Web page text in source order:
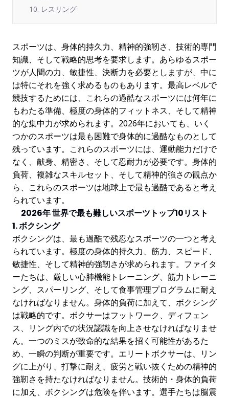
10. レスリング
スポーツは、身体的持久力、精神的強靭さ、技術的専門
知識、そして戦略的思考を要求します。あらゆるスポー
ツが人間の力、敏捷性、決断力を必要としますが、中に
は特にそれを強く求めるものもあります。最高レベルで
競技するためには、これらの過酷なスポーツには何年に
もわたる準備、極度の身体的フィットネス、そして精神
的な集中力が求められます。2026年においても、いく
つかのスポーツは最も困難で身体的に過酷なものとして
残っています。これらのスポーツには、運動能力だけで
なく、献身、精密さ、そして忍耐力が必要です。身体的
負荷、複雑なスキルセット、そして精神的強さの観点か
ら、これらのスポーツは地球上で最も過酷であると考え
られています。
2026年 世界で最も難しいスポーツトップ10リスト
1. ボクシング
ボクシングは、最も過酷で残忍なスポーツの一つと考え
られています。極度の身体的持久力、筋力、スピード、
敏捷性、そして精神的強靭さが求められます。ファイタ
ーたちは、厳しい心肺機能トレーニング、筋力トレーニ
ング、スパーリング、そして食事管理プログラムに耐え
なければなりません。身体的負荷に加えて、ボクシング
は戦略的です。ボクサーはフットワーク、ディフェン
ス、リング内での状況認識を向上させなければなりませ
ん。一つのミスが致命的な結果を招く可能性があるた
め、一瞬の判断が重要です。エリートボクサーは、リン
グに上がり、打撃に耐え、疲労と戦い抜くための精神的
強靭さを持たなければなりません。技術的・身体的負荷
に加え、ボクシングは危険を伴います。選手たちは脳震